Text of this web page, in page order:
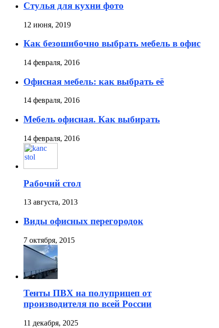
Стулья для кухни фото
12 июня, 2019
Как безошибочно выбрать мебель в офис
14 февраля, 2016
Офисная мебель: как выбрать её
14 февраля, 2016
Мебель офисная. Как выбирать
14 февраля, 2016
Рабочий стол
13 августа, 2013
Виды офисных перегородок
7 октября, 2015
Тенты ПВХ на полуприцеп от
производителя по всей России
11 декабря, 2025